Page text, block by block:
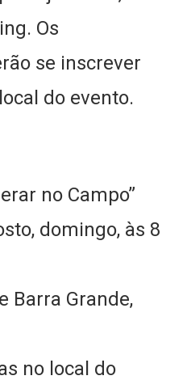
Os
se inscrever
do evento.
no Campo”
domingo, às 8
Barra Grande,
no local do